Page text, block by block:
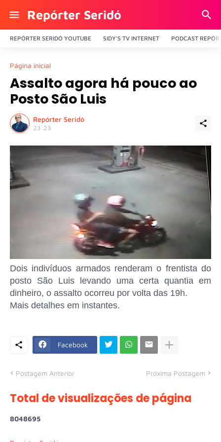
Repórter Seridó
REPÓRTER SERIDÓ YOUTUBE SIDY'S TV INTERNET PODCAST
Página inicial
Assalto agora há pouco ao
Posto São Luis
Repórter Seridó
23:23
Dois indivíduos armados renderam o frentista do
posto São Luis levando uma certa quantia em
dinheiro, o assalto ocorreu por volta das 19h.
Mais detalhes em instantes.
Facebook
Postagem Anterior Próxima Postagem
Total de visualizações de página
8048695